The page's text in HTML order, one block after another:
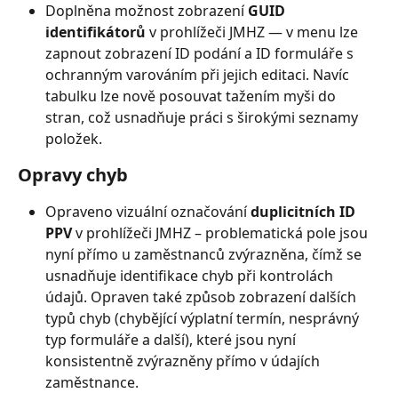
Doplněna možnost zobrazení GUID
identifikátorů v prohlížeči JMHZ — v menu lze
zapnout zobrazení ID podání a ID formuláře s
ochranným varováním při jejich editaci. Navíc
tabulku lze nově posouvat tažením myši do
stran, což usnadňuje práci s širokými seznamy
položek.
Opravy chyb
Opraveno vizuální označování duplicitních ID
PPV v prohlížeči JMHZ – problematická pole jsou
nyní přímo u zaměstnanců zvýrazněna, čímž se
usnadňuje identifikace chyb při kontrolách
údajů. Opraven také způsob zobrazení dalších
typů chyb (chybějící výplatní termín, nesprávný
typ formuláře a další), které jsou nyní
konsistentně zvýrazněny přímo v údajích
zaměstnance.